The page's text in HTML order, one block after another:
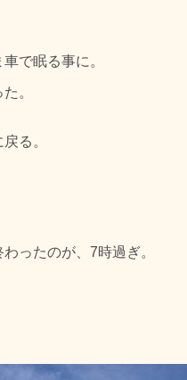
で眠る事に。
。
る。
ったのが、7時過ぎ。